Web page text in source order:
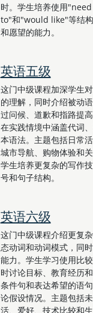
时。学生培养使用
to"和"would like"等结
和愿望的能力。
英语五级
这门中级课程加深学生
的理解，同时介绍被动
过问候、道歉和指路提
在实践情境中涵盖代词
本语法。主题包括日常活
城市导航、购物体验和关
学生培养更复杂的写作
号和句子结构。
英语六级
这门中级课程介绍更复
态动词和动词模式，同
能力。学生学习使用比
时讨论目标、教育经历
条件句和表达希望的语
论假设情况。主题包括
活、爱好、技术比较和